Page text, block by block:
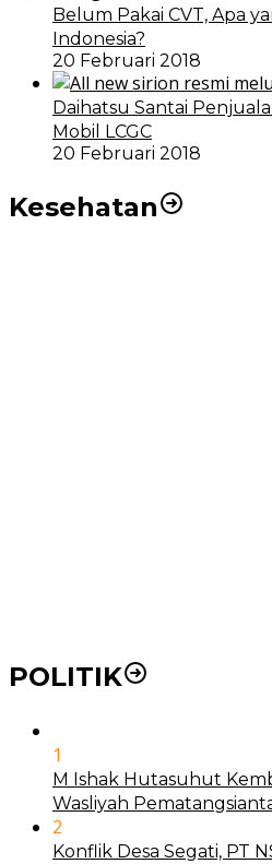
Belum Pakai CVT, Apa
Indonesia?
20 Februari 2018
Daihatsu Santai
Mobil LCGC
20 Februari 2018
Kesehatan
POLITIK
1
M Ishak Hutasuhut
Wasliyah
2
Konflik Desa Segati, PT